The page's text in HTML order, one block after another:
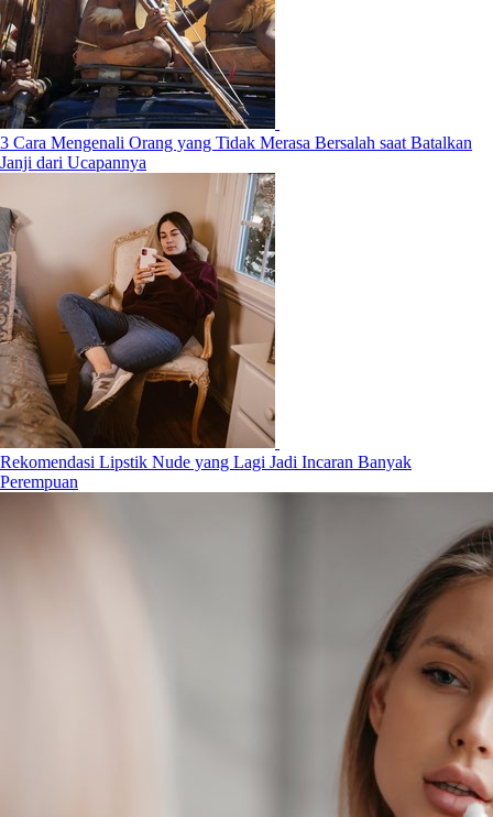
3 Cara Mengenali Orang yang Tidak Merasa Bersalah saat Batalkan
Janji dari Ucapannya
Rekomendasi Lipstik Nude yang Lagi Jadi Incaran Banyak
Perempuan